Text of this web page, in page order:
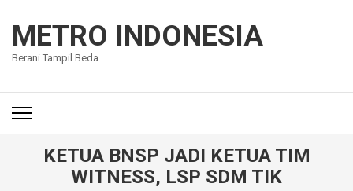
konten
(Tekan
METRO INDONESIA
Berani Tampil Beda
KETUA BNSP JADI KETUA TIM
WITNESS, LSP SDM TIK